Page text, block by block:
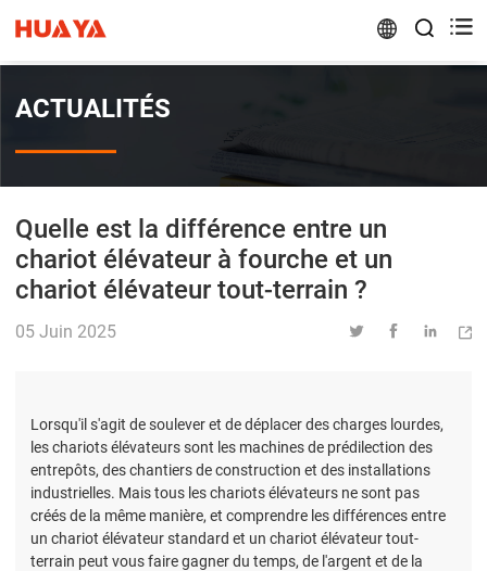
 
ACTUALITÉS
Quelle est la différence entre un
chariot élévateur à fourche et un
chariot élévateur tout-terrain ?
05 Juin 2025    
Lorsqu'il s'agit de soulever et de déplacer des charges lourdes,
les chariots élévateurs sont les machines de prédilection des
entrepôts, des chantiers de construction et des installations
industrielles. Mais tous les chariots élévateurs ne sont pas
créés de la même manière, et comprendre les différences entre
un chariot élévateur standard et un chariot élévateur tout-
terrain peut vous faire gagner du temps, de l'argent et de la